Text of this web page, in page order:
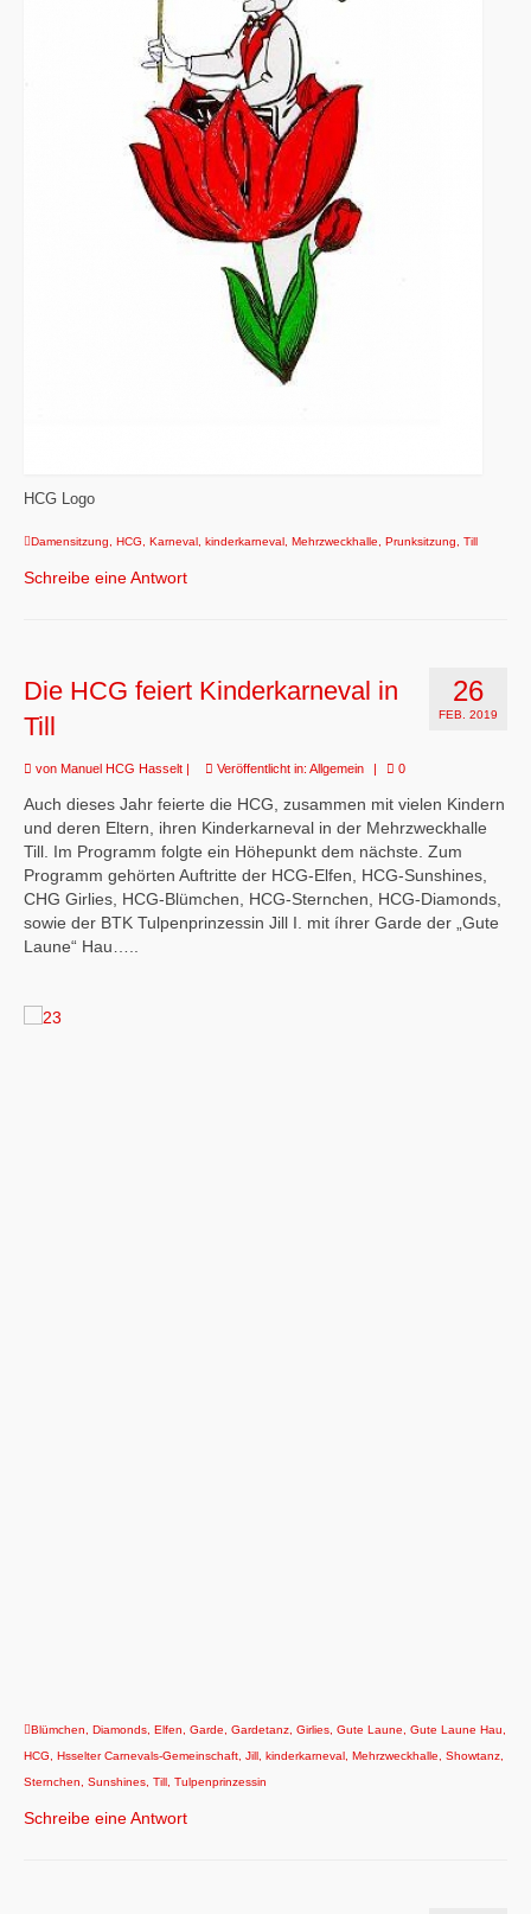
HCG Logo
Damensitzung, HCG, Karneval, kinderkarneval, Mehrzweckhalle, Prunksitzung, Till
Schreibe eine Antwort
26
FEB. 2019
Die HCG feiert Kinderkarneval in
Till
von Manuel HCG Hasselt Veröffentlicht in: Allgemein 0
Auch dieses Jahr feierte die HCG, zusammen mit vielen Kindern
und deren Eltern, ihren Kinderkarneval in der Mehrzweckhalle
Till. Im Programm folgte ein Höhepunkt dem nächste. Zum
Programm gehörten Auftritte der HCG-Elfen, HCG-Sunshines,
CHG Girlies, HCG-Blümchen, HCG-Sternchen, HCG-Diamonds,
sowie der BTK Tulpenprinzessin Jill I. mit íhrer Garde der „Gute
Laune“ Hau…..
Blümchen, Diamonds, Elfen, Garde, Gardetanz, Girlies, Gute Laune, Gute Laune Hau,
HCG, Hsselter Carnevals-Gemeinschaft, Jill, kinderkarneval, Mehrzweckhalle, Showtanz,
Sternchen, Sunshines, Till, Tulpenprinzessin
Schreibe eine Antwort